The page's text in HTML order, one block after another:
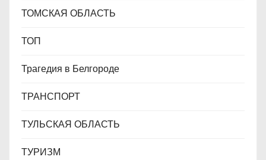
ТОМСКАЯ ОБЛАСТЬ
ТОП
Трагедия в Белгороде
ТРАНСПОРТ
ТУЛЬСКАЯ ОБЛАСТЬ
ТУРИЗМ